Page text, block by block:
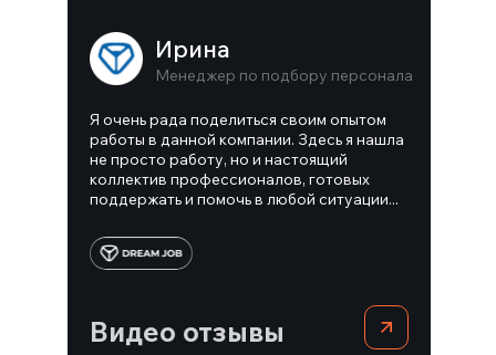
Ирина
Менеджер по подбору персонала
Я очень рада поделиться своим опытом
работы в данной компании. Здесь я нашла
не просто работу, но и настоящий
коллектив профессионалов, готовых
поддержать и помочь в любой ситуации...
Видео отзывы